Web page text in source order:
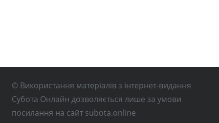
© Використання матеріалів з інтернет-видання
Субота Онлайн дозволяється лише за умови
посилання на сайт subota.online